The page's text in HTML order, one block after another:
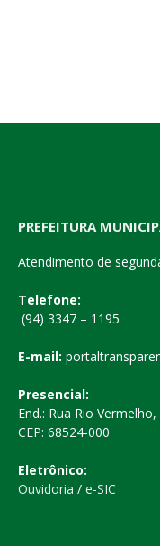
PREFEITURA
Atendimento de
Telefone:
(94) 3347 – 1195
E-mail:
Presencial:
End.: Rua Rio
CEP: 68524-000
Eletrônico:
Ouvidoria / e-SIC